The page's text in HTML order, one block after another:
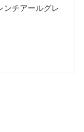
ンチアールグレ